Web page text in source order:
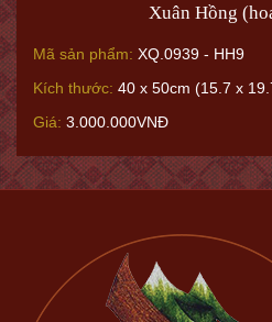
Xuân Hồng
Mã sản phẩm: XQ.0939 - HH9
Kích thước: 40 x 50cm (15.7 x
Giá: 3.000.000VNĐ